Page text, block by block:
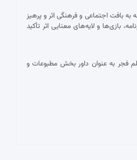
بافت اجتماعی و فرهنگی اثر و پرهیز
بازی‌ها و لایه‌های معنایی اثر تأکید
فجر به عنوان داور بخش مطبوعات و